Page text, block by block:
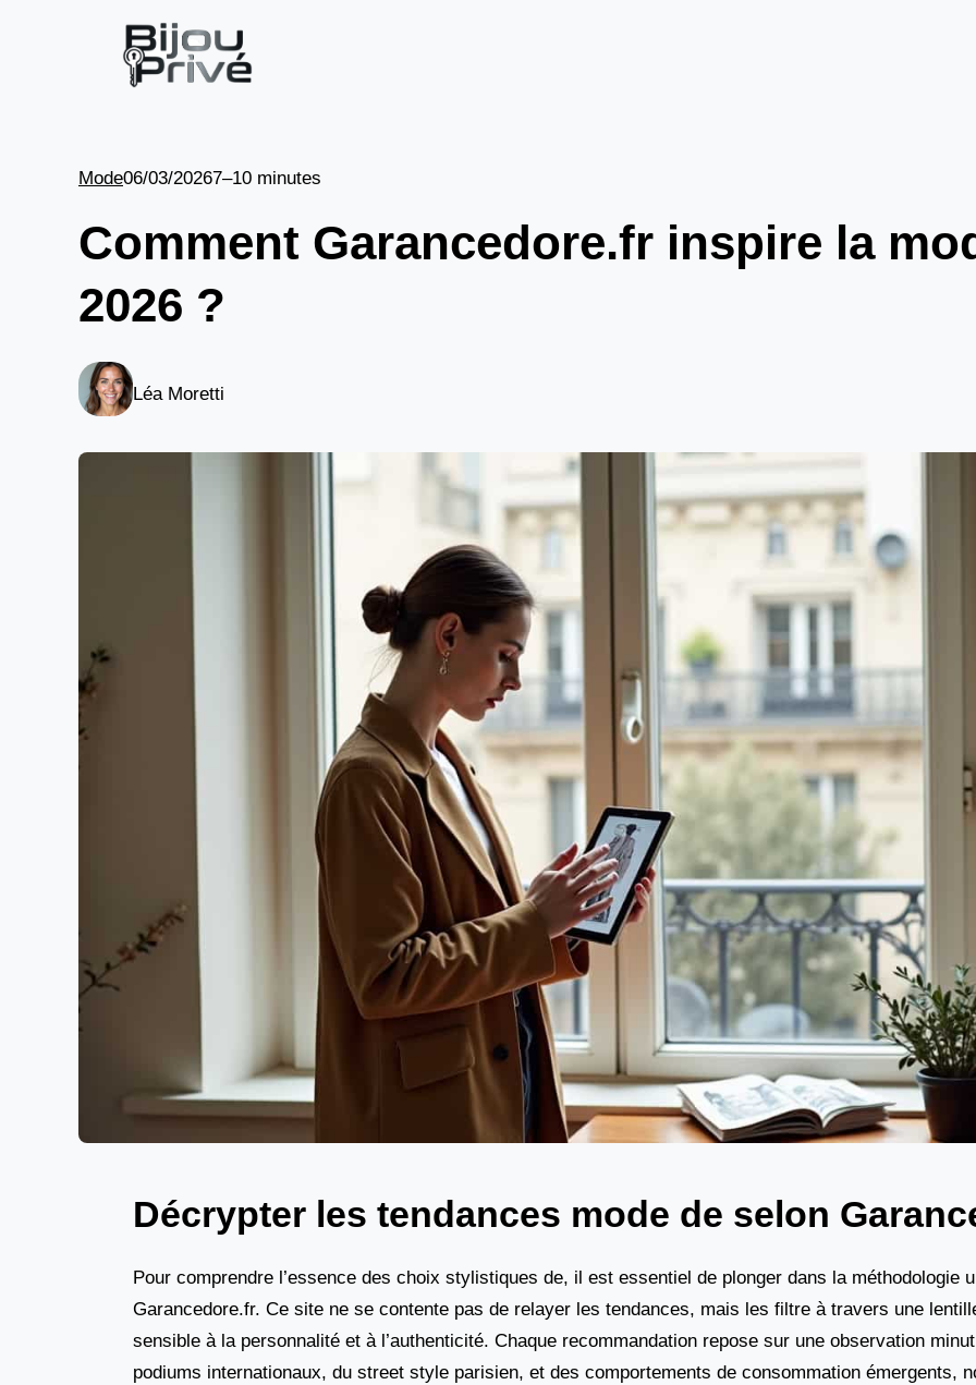
Mode06/03/20267–10 minutes
Comment Garancedore.fr inspire la
2026 ?
Léa Moretti
Décrypter les tendances mode de selon
Pour comprendre l’essence des choix stylistiques de, il est essentiel de plonger dans la méthodologie
Garancedore.fr. Ce site ne se contente pas de relayer les tendances, mais les filtre à travers une
sensible à la personnalité et à l’authenticité. Chaque recommandation repose sur une observation
podiums internationaux, du street style parisien, et des comportements de consommation émergents,